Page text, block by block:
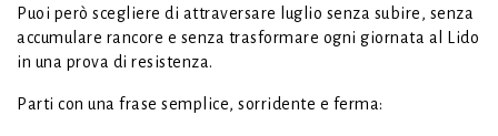
Puoi però scegliere di attraversare luglio senza subire, senza
accumulare rancore e senza trasformare ogni giornata al Lido
in una prova di resistenza.
Parti con una frase semplice, sorridente e ferma: